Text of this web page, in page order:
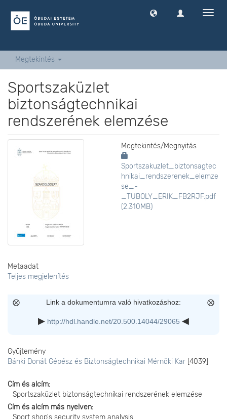
Megtekintés
Sportszaküzlet
biztonságtechnikai
rendszerének elemzése
Megtekintés/Megnyitás
Sportszakuzlet_biztonsagtec
hnikai_rendszerenek_elemze
se_-
_TUBOLY_ERIK_FB2RJF.pdf
(2.310MB)
Metaadat
Teljes megjelenítés
Link a dokumentumra való hivatkozáshoz:
http://hdl.handle.net/20.500.14044/29065
Gyűjtemény
Bánki Donát Gépész és Biztonságtechnikai Mérnöki Kar [4039]
Cím és alcím
Sportszaküzlet biztonságtechnikai rendszerének elemzése
Cím és alcím más nyelven
Sport shop's security system analysis